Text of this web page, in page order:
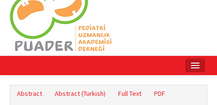
Abstract Abstract (Turkish) Full Text
PDF